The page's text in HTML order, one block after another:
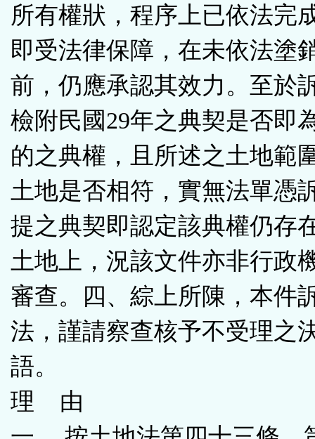
所有權狀，程序上已依法完
即受法律保障，在未依法塗
前，仍應承認其效力。至於
檢附民國29年之典契是否即
的之典權，且所述之土地範
土地是否相符，實無法單憑
提之典契即認定該典權仍存
土地上，況該文件亦非行政
審查。四、綜上所陳，本件
法，謹請察查核予不受理之
語。
理 由